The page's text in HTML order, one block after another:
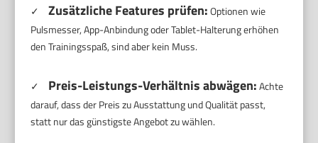
✓ Zusätzliche Features prüfen:Optionen wie
Pulsmesser, App-Anbindung oder Tablet-Halterung erhöhen
den Trainingsspaß, sind aber kein Muss.
✓ Preis-Leistungs-Verhältnis abwägen:Achte
darauf, dass der Preis zu Ausstattung und Qualität passt,
statt nur das günstigste Angebot zu wählen.